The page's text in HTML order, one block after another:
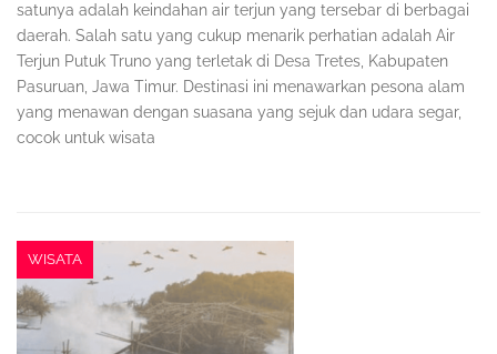
satunya adalah keindahan air terjun yang tersebar di berbagai
daerah. Salah satu yang cukup menarik perhatian adalah Air
Terjun Putuk Truno yang terletak di Desa Tretes, Kabupaten
Pasuruan, Jawa Timur. Destinasi ini menawarkan pesona alam
yang menawan dengan suasana yang sejuk dan udara segar,
cocok untuk wisata
WISATA